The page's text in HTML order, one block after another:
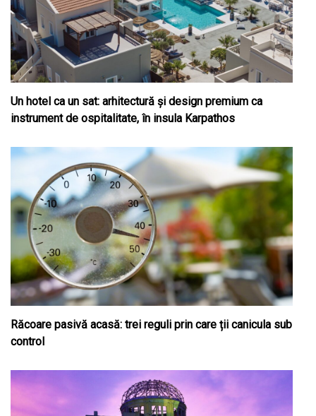
Un hotel ca un sat: arhitectură și design premium ca
instrument de ospitalitate, în insula Karpathos
Răcoare pasivă acasă: trei reguli prin care ții canicula sub
control